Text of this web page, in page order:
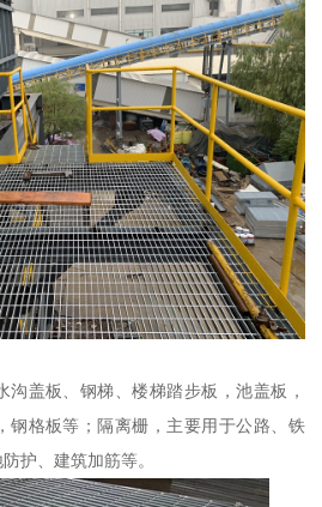
沟盖板、钢梯、楼梯踏步板，池盖板，
钢格板等；隔离栅，主要用于公路、铁
护、建筑加筋等。